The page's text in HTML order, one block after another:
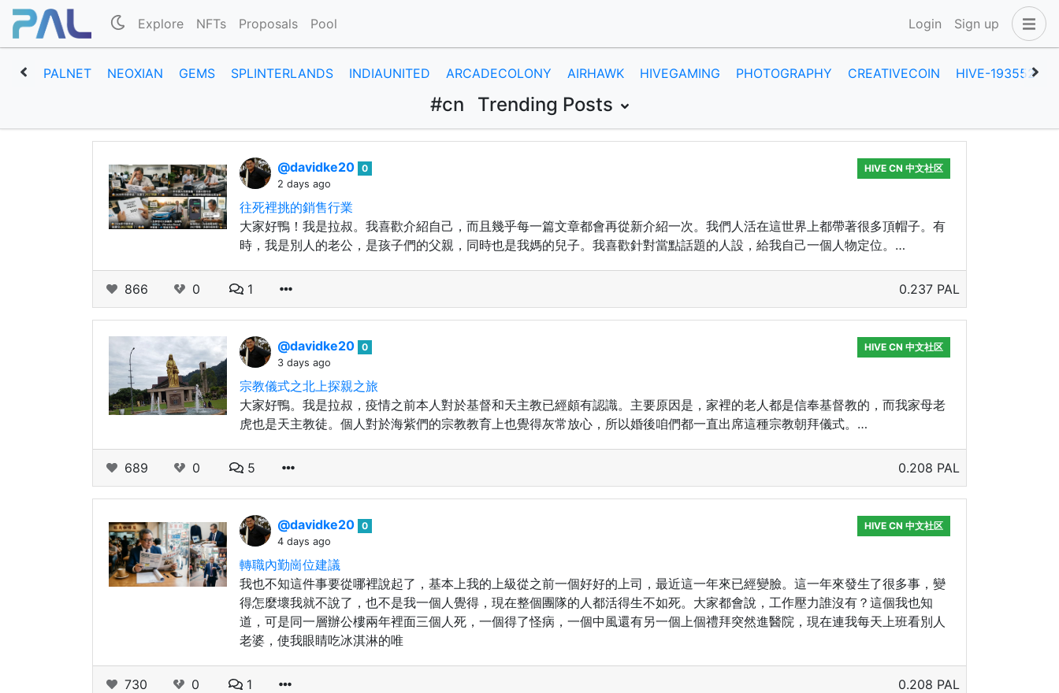
Explore NFTs Proposals Pool Login Sign up
PALNET NEOXIAN GEMS SPLINTERLANDS INDIAUNITED ARCADECOLONY AIRHAWK HIVEGAMING PHOTOGRAPHY CREATIVECOIN HIVE-193552
#cn Trending Posts
@davidke20 0
2 days ago
HIVE CN 中文社区
往死裡挑的銷售行業
大家好鴨！我是拉叔。我喜歡介紹自己，而且幾乎每一篇文章都會再從新介紹一次。我們人活在這世界上都帶著很多頂帽子。有
時，我是別人的老公，是孩子們的父親，同時也是我媽的兒子。我喜歡針對當點話題的人設，給我自己一個人物定位。…
866 0 1 0.237 PAL
@davidke20 0
3 days ago
HIVE CN 中文社区
宗教儀式之北上探親之旅
大家好鴨。我是拉叔，疫情之前本人對於基督和天主教已經頗有認識。主要原因是，家裡的老人都是信奉基督教的，而我家母老
虎也是天主教徒。個人對於海紫們的宗教教育上也覺得灰常放心，所以婚後咱們都一直出席這種宗教朝拜儀式。…
689 0 5 0.208 PAL
@davidke20 0
4 days ago
HIVE CN 中文社区
轉職內勤崗位建議
我也不知這件事要從哪裡說起了，基本上我的上級從之前一個好好的上司，最近這一年來已經變臉。這一年來發生了很多事，變
得怎麼壞我就不說了，也不是我一個人覺得，現在整個團隊的人都活得生不如死。大家都會說，工作壓力誰沒有？這個我也知
道，可是同一層辦公樓兩年裡面三個人死，一個得了怪病，一個中風還有另一個上個禮拜突然進醫院，現在連我每天上班看別人
老婆，使我眼睛吃冰淇淋的唯
730 0 1 0.208 PAL